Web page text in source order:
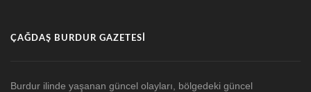
ÇAĞDAŞ BURDUR GAZETESI
Burdur ilinde yaşanan güncel olayları, bölgedeki güncel